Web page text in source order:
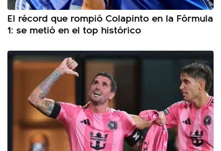
El récord que rompió Colapinto en la Fórmula
1: se metió en el top histórico